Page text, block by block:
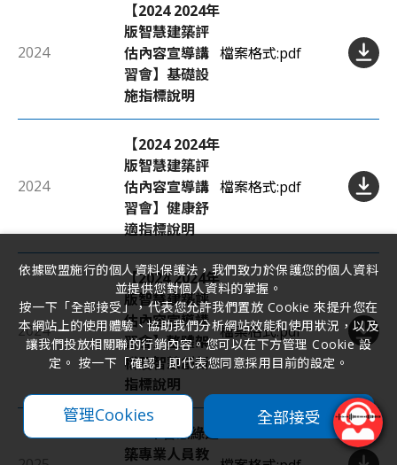
2024
【2024 2024年
版智慧建築評
估內容宣導講
習會】基礎設
施指標說明
檔案格式:pdf
2024
【2024 2024年
版智慧建築評
估內容宣導講
習會】健康舒
適指標說明
檔案格式:pdf
2024
【2024 2024年
版智慧建築評
估內容宣導講
習會】整體架
構及智慧創新
指標說明
檔案格式:pdf
114年智慧綠建
築專業人員教
依據歐盟施行的個人資料保護法，我們致力於保護您的個人資料
並提供您對個人資料的掌握。
按一下「全部接受」，代表您允許我們置放 Cookie 來提升您在
本網站上的使用體驗、協助我們分析網站效能和使用狀況，以及
讓我們投放相關聯的行銷內容。您可以在下方管理 Cookie 設
定。 按一下「確認」即代表您同意採用目前的設定。
管理Cookies 全部接受